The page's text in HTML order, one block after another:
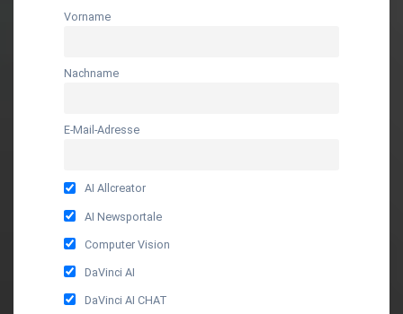
Vorname
Nachname
E-Mail-Adresse
AI Allcreator
AI Newsportale
Computer Vision
DaVinci AI
DaVinci AI CHAT